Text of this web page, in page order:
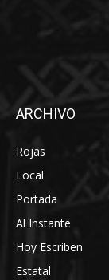
ARCHIVO
Rojas
Local
Portada
Al Instante
Hoy Escriben
Estatal